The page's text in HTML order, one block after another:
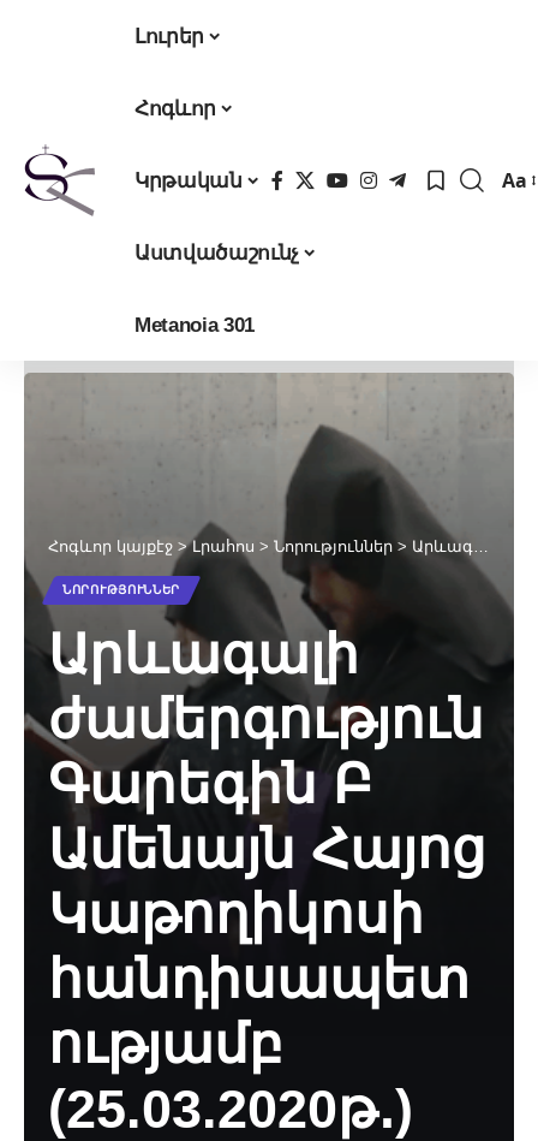
Լուրեր
Հոգևոր
Կրթական
Աստվածաշունչ
Metanoia 301
Aa
Հոգևոր կայքէջ >Լրահոս > Նորություններ > Արևագալի ժամերգություն Գարեգին Բ Ամենայն Հայոց Կաթողիկոսի հանդիսապետությամբ (25.03.2020թ․)
ՆՈՐՈՒԹՅՈՒՆՆԵՐ
Արևագալի
ժամերգություն
Գարեգին Բ
Ամենայն Հայոց
Կաթողիկոսի
հանդիսապետ
ությամբ
(25.03.2020թ․)